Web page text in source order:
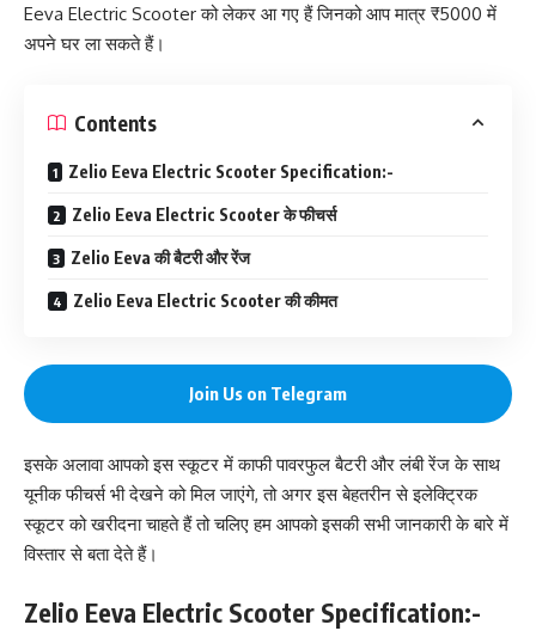
Eeva Electric Scooter को लेकर आ गए हैं जिनको आप मात्र ₹5000 में
अपने घर ला सकते हैं।
Contents
Zelio Eeva Electric Scooter Specification:-
Zelio Eeva Electric Scooter के फीचर्स
Zelio Eeva की बैटरी और रेंज
Zelio Eeva Electric Scooter की कीमत
Join Us on Telegram
इसके अलावा आपको इस स्कूटर में काफी पावरफुल बैटरी और लंबी रेंज के साथ
यूनीक फीचर्स भी देखने को मिल जाएंगे, तो अगर इस बेहतरीन से इलेक्ट्रिक
स्कूटर को खरीदना चाहते हैं तो चलिए हम आपको इसकी सभी जानकारी के बारे में
विस्तार से बता देते हैं।
Zelio Eeva Electric Scooter Specification:-